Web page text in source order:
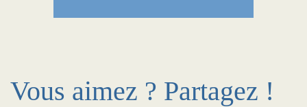
Vous aimez ? Partagez !